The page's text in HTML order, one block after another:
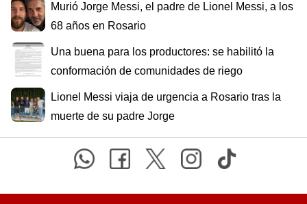
Murió Jorge Messi, el padre de Lionel Messi, a los
68 años en Rosario
Una buena para los productores: se habilitó la
conformación de comunidades de riego
Lionel Messi viaja de urgencia a Rosario tras la
muerte de su padre Jorge